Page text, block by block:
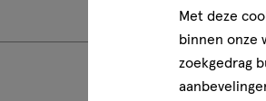
Met deze
binnen onze
zoekgedrag